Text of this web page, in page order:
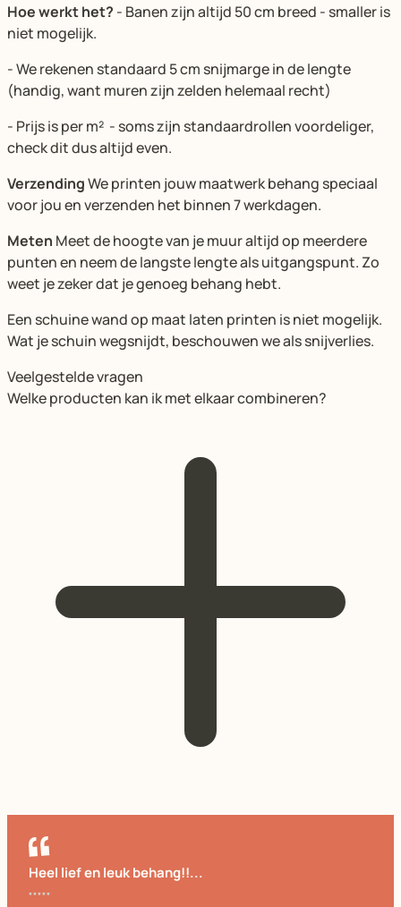
Hoe werkt het? - Banen zijn altijd 50 cm breed - smaller is
niet mogelijk.
- We rekenen standaard 5 cm snijmarge in de lengte
(handig, want muren zijn zelden helemaal recht)
- Prijs is per m² - soms zijn standaardrollen voordeliger,
check dit dus altijd even.
VerzendingWe printen jouw maatwerk behang speciaal
voor jou en verzenden het binnen 7 werkdagen.
Meten Meet de hoogte van je muur altijd op meerdere
punten en neem de langste lengte als uitgangspunt. Zo
weet je zeker dat je genoeg behang hebt.
Een schuine wand op maat laten printen is niet mogelijk.
Wat je schuin wegsnijdt, beschouwen we als snijverlies.
Veelgestelde vragen
Welke producten kan ik met elkaar combineren?
Heel lief en leuk behang!!...